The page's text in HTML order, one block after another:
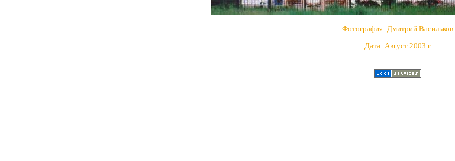
Фотография: Дмитрий Васильков
Дата: Август 2003 г.